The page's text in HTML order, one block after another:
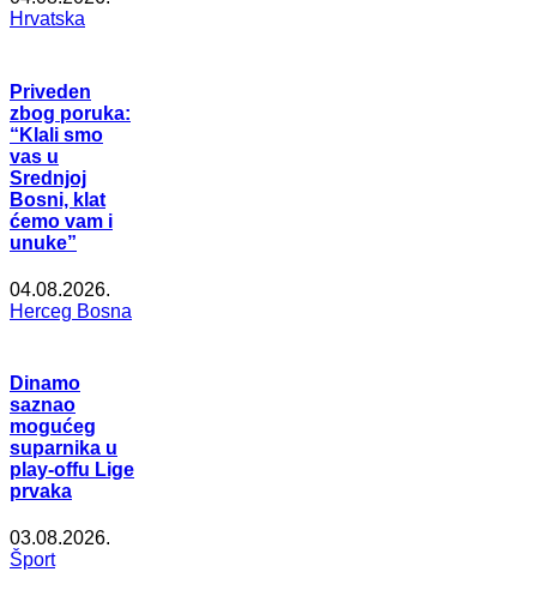
Hrvatska
Priveden
zbog poruka:
“Klali smo
vas u
Srednjoj
Bosni, klat
ćemo vam i
unuke”
04.08.2026.
Herceg Bosna
Dinamo
saznao
mogućeg
suparnika u
play-offu Lige
prvaka
03.08.2026.
Šport